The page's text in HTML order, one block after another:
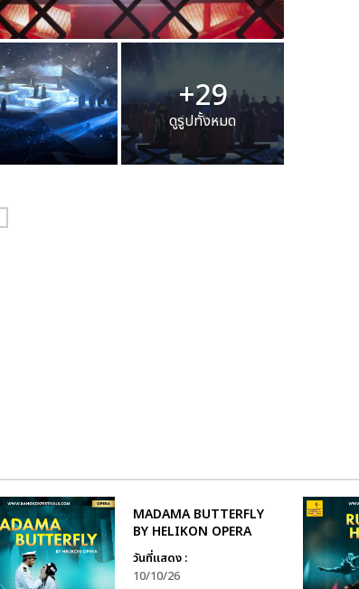
+29
ดูรูปทั้งหมด
MADAMA BUTTERFLY
BY HELIKON OPERA
วันที่แสดง :
10/10/26